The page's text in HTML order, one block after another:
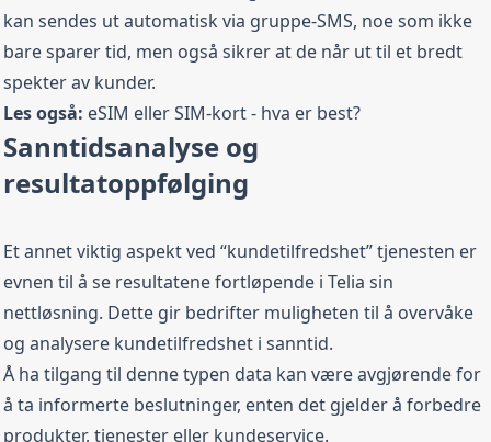
kan sendes ut automatisk via gruppe-SMS, noe som ikke
bare sparer tid, men også sikrer at de når ut til et bredt
spekter av kunder.
Les også: eSIM eller SIM-kort - hva er best?
Sanntidsanalyse og
resultatoppfølging
Et annet viktig aspekt ved “kundetilfredshet” tjenesten er
evnen til å se resultatene fortløpende i Telia sin
nettløsning. Dette gir bedrifter muligheten til å overvåke
og analysere kundetilfredshet i sanntid.
Å ha tilgang til denne typen data kan være avgjørende for
å ta informerte beslutninger, enten det gjelder å forbedre
produkter, tjenester eller kundeservice.